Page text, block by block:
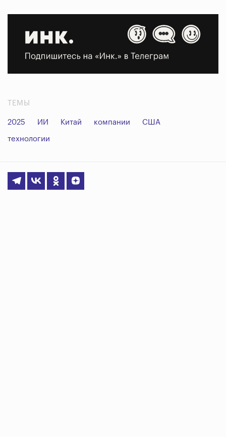
ТЕМЫ
2025 ИИ Китай компании США
технологии